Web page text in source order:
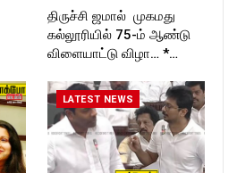
திருச்சி ஜமால் முகமது
கல்லூரியில் 75-ம் ஆண்டு
விளையாட்டு விழா… *…
LATEST NEWS